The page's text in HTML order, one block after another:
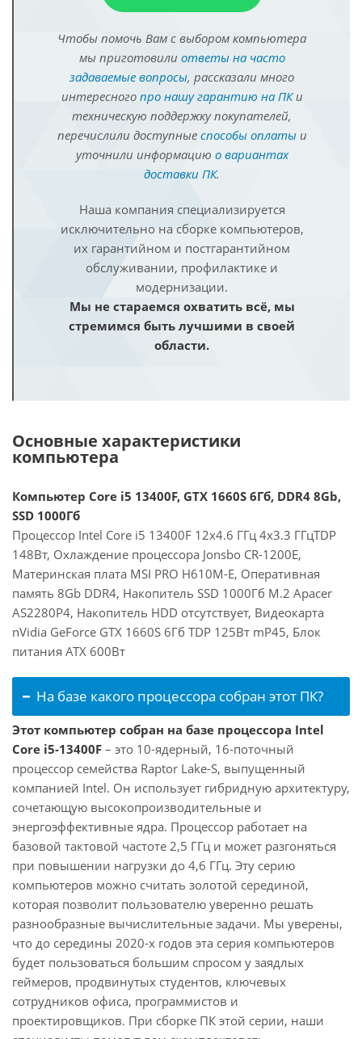
Чтобы помочь Вам с выбором компьютера
мы приготовили ответы на часто
задаваемые вопросы, рассказали много
интересного про нашу гарантию на ПКи
техническую поддержку покупателей,
перечислили доступные способы оплатыи
уточнили информацию о вариантах
доставки ПК.
Наша компания специализируется
исключительно на сборке компьютеров,
их гарантийном и постгарантийном
обслуживании, профилактике и
модернизации.
Мы не стараемся охватить всё, мы
стремимся быть лучшими в своей
области.
Основные характеристики
компьютера
Компьютер Core i5 13400F, GTX 1660S 6Гб, DDR4 8Gb,
SSD 1000Гб
Процессор Intel Core i5 13400F 12x4.6 ГГц 4x3.3 ГГцTDP
148Вт, Охлаждение процессора Jonsbo CR-1200E,
Материнская плата MSI PRO H610M-E, Оперативная
память 8Gb DDR4, Накопитель SSD 1000Гб M.2 Apacer
AS2280P4, Накопитель HDD отсутствует, Видеокарта
nVidia GeForce GTX 1660S 6Гб TDP 125Вт mP45, Блок
питания ATX 600Вт
На базе какого процессора собран этот ПК?
Этот компьютер собран на базе процессора Intel
Core i5-13400F – это 10-ядерный, 16-поточный
процессор семейства Raptor Lake-S, выпущенный
компанией Intel. Он использует гибридную архитектуру,
сочетающую высокопроизводительные и
энергоэффективные ядра. Процессор работает на
базовой тактовой частоте 2,5 ГГц и может разгоняться
при повышении нагрузки до 4,6 ГГц. Эту серию
компьютеров можно считать золотой серединой,
которая позволит пользователю уверенно решать
разнообразные вычислительные задачи. Мы уверены,
что до середины 2020-х годов эта серия компьютеров
будет пользоваться большим спросом у заядлых
геймеров, продвинутых студентов, ключевых
сотрудников офиса, программистов и
проектировщиков. При сборке ПК этой серии, наши